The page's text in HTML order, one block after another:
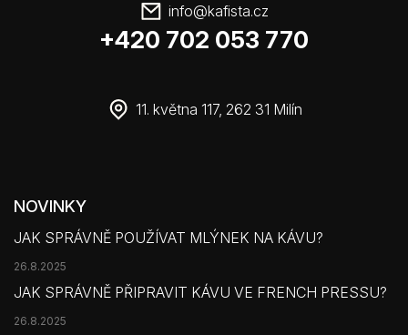
info@kafista.cz
+420 702 053 770
11. května 117, 262 31 Milín
NOVINKY
JAK SPRÁVNĚ POUŽÍVAT MLÝNEK NA KÁVU?
26.8.2025
JAK SPRÁVNĚ PŘIPRAVIT KÁVU VE FRENCH PRESSU?
26.8.2025